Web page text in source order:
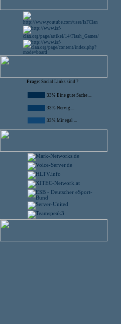
Frage: Social Links sind ?
33% Eine gute Sache ...
33% Nervig ...
33% Mir egal ...